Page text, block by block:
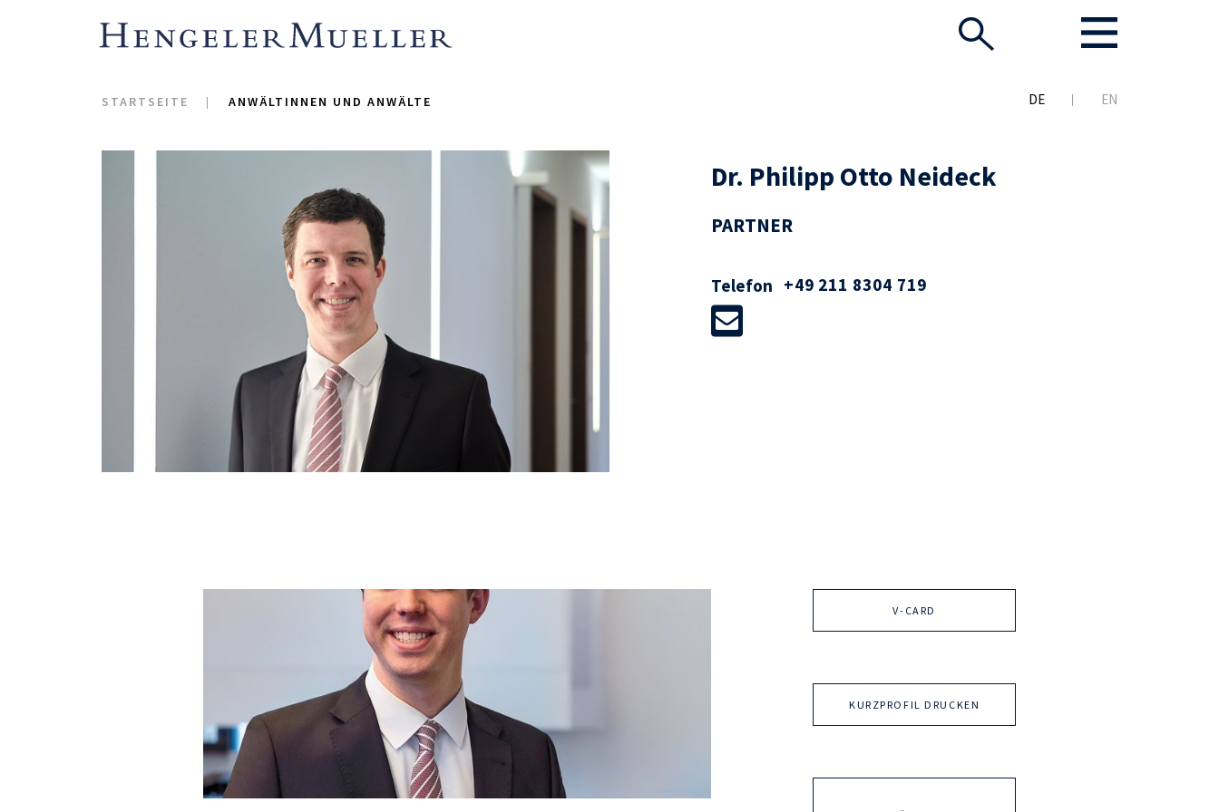
STARTSEITE ANWÄLTINNEN UND ANWÄLTE DE EN
Dr. Philipp Otto Neideck
PARTNER
Telefon +49 211 8304 719
V-CARD
KURZPROFIL DRUCKEN
Philipp Otto Neideck berät in- und ausländischen
Mandaten in allen Bereichen des europäischen und
deutschen Kartellrechts, insbesondere bei M&A-
Projekten und Kartellschadens­ersatzklagen.